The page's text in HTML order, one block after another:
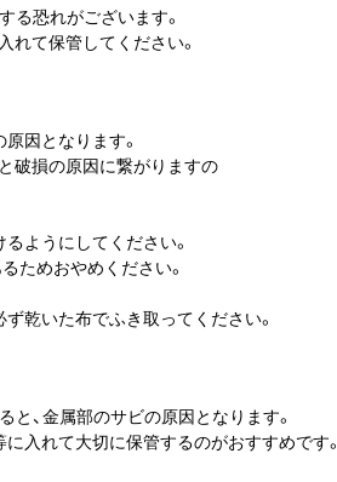
る恐れがございます。
て保管してください。
因となります。
破損の原因に繋がりますの
ようにしてください。
ためおやめください。
乾いた布でふき取ってください。
、金属部のサビの原因となります。
入れて大切に保管するのがおすすめです。